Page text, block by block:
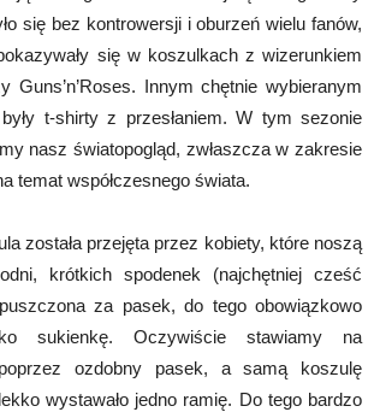
się bez kontrowersji i oburzeń wielu fanów,
się w koszulkach z wizerunkiem
Guns’n’Roses. Innym chętnie wybieranym
t-shirty z przesłaniem. W tym sezonie
nasz światopogląd, zwłaszcza w zakresie
temat współczesnego świata.
została przejęta przez kobiety, które noszą
krótkich spodenek (najchętniej cześć
za pasek, do tego obowiązkowo
sukienkę. Oczywiście stawiamy na
ozdobny pasek, a samą koszulę
wystawało jedno ramię. Do tego bardzo